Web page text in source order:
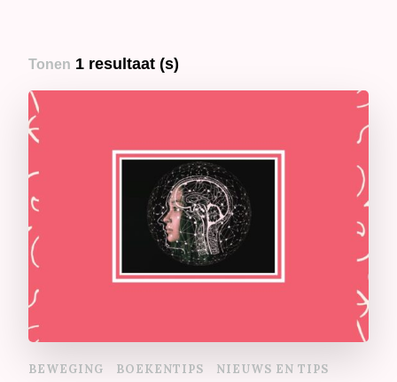
Tonen 1 resultaat (s)
BEWEGING BOEKENTIPS NIEUWS EN TIPS